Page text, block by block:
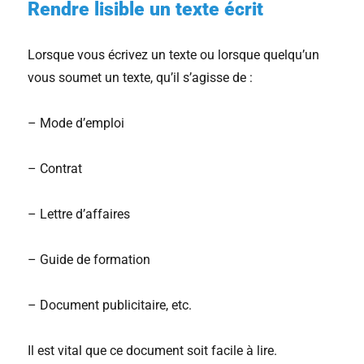
Rendre lisible un texte écrit
Lorsque vous écrivez un texte ou lorsque quelqu’un
vous soumet un texte, qu’il s’agisse de :
– Mode d’emploi
– Contrat
– Lettre d’affaires
– Guide de formation
– Document publicitaire, etc.
Il est vital que ce document soit facile à lire.